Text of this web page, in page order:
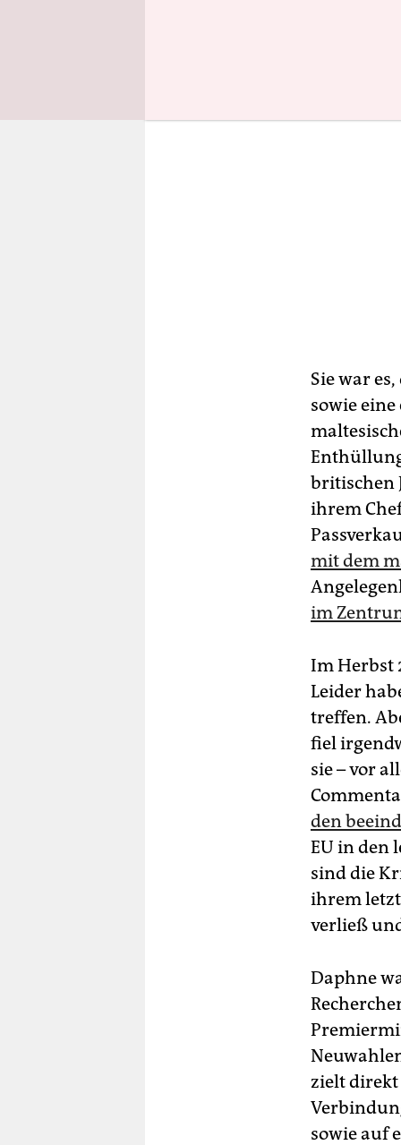
Sie war
sowie
britischen
ihrem
mit dem
im
Im Herbst
Leider
treffen.
fiel
sie – vor
den
EU in den
sind die
ihrem
verließ
Daphne
zielt
sowie auf